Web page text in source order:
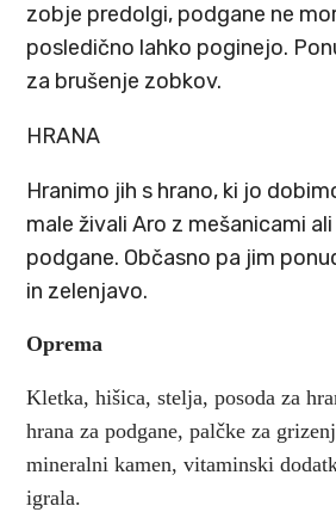
zobje predolgi, podgane ne
posledično lahko poginejo.
za brušenje zobkov.
HRANA
Hranimo jih s hrano, ki jo
male živali Aro z mešanicami
podgane. Občasno pa jim
in zelenjavo.
Oprema
Kletka,hišica,stelja,posoda za
hrana za podgane,palčke za
mineralni kamen,vitaminski
igrala.